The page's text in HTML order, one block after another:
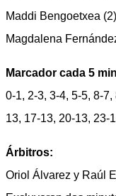
Maddi Bengoetxea
Magdalena
Marcador cada 5
0-1, 2-3, 3-4, 5-5, 8-
13, 17-13, 20-13, 23-
Árbitros:
Oriol Álvarez y Raúl